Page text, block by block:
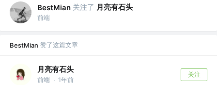
BestMian 关注了 月亮有石头
前端
BestMian 赞了这篇文章
月亮有石头
前端 · 1年前
关注